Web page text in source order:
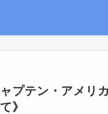
プテン・アメリ
》